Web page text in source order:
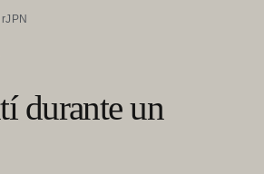
durante un